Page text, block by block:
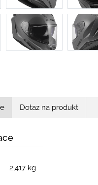
Dotaz na produkt
2,417 kg